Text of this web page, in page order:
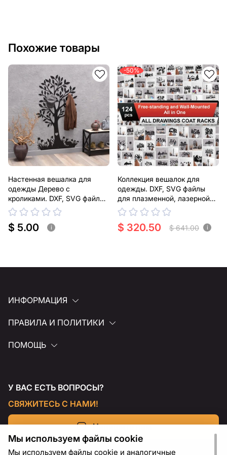
Похожие товары
Настенная вешалка для
одежды Дерево с
кроликами. DXF, SVG файлы
для плазменной, лазерной
резки
$ 5.00 i
-50%
Коллекция вешалок для
одежды. DXF, SVG файлы
для плазменной, лазерной
резки
$ 320.50 $ 641.00 i
ИНФОРМАЦИЯ
ПРАВИЛА И ПОЛИТИКИ
ПОМОЩЬ
У ВАС ЕСТЬ ВОПРОСЫ?
СВЯЖИТЕСЬ С НАМИ!
Напишите нам
Мы используем файлы cookie
Мы используем файлы cookie и аналогичные